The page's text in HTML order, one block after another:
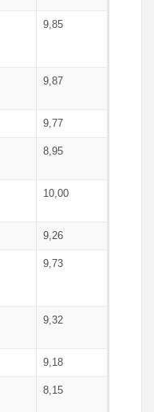
9,85
9,87
9,77
8,95
10,00
9,26
9,73
9,32
9,18
8,15